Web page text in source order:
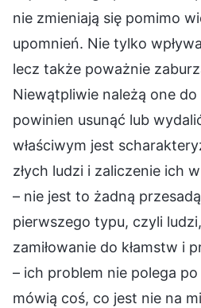
nie zmieniają się pomimo
upomnień. Nie tylko
lecz także poważnie
Niewątpliwie należą one
powinien usunąć lub
właściwym jest
złych ludzi i zaliczenie ich
– nie jest to żadną
pierwszego typu, czyli
zamiłowanie do kłamstw i
– ich problem nie polega
mówią coś, co jest nie na